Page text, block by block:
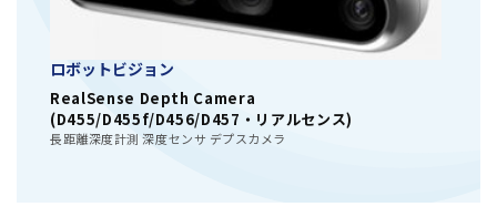
ロボットビジョン
RealSense Depth Camera
(D455/D455f/D456/D457・リアルセンス)
長距離深度計測 深度センサ デプスカメラ